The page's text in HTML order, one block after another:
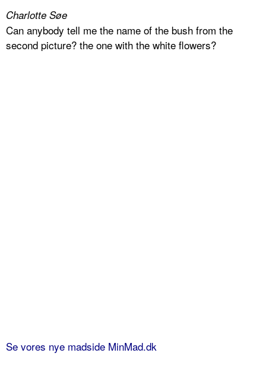
Charlotte Søe
Can anybody tell me the name of the bush from the
second picture? the one with the white flowers?
Se vores nye madside MinMad.dk